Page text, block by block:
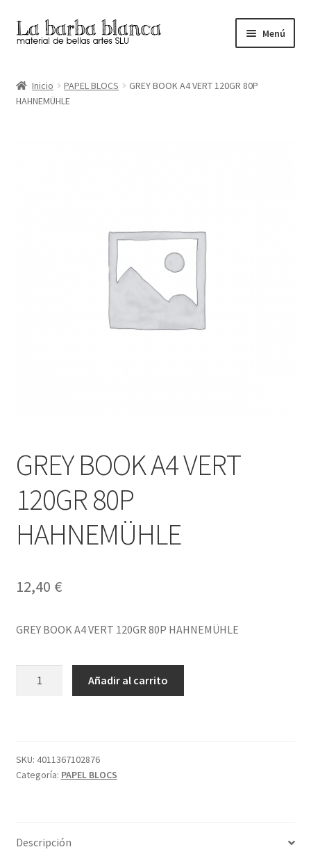
Ir
a
navegación
Ir
al
Menú
Carrito
Inicio PAPEL BLOCS
GREY BOOK A4 VERT 120GR 80P
HAHNEMÜHLE
GREY BOOK A4 VERT
120GR 80P
HAHNEMÜHLE
12,40 €
GREY BOOK A4 VERT 120GR 80P HAHNEMÜHLE
80P
HAHNEMÜHLE
Añadir al carrito
SKU: 4011367102876
Categoría: PAPEL BLOCS
Descripción